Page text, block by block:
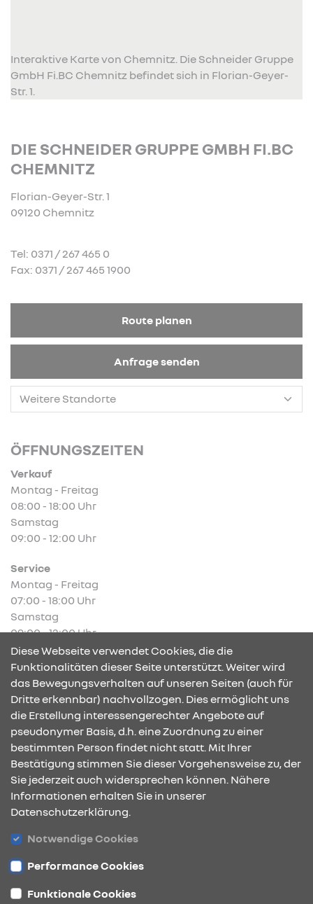
Interaktive Karte von Chemnitz. Die Schneider Gruppe
GmbH Fi.BC Chemnitz befindet sich in Florian-Geyer-
Str. 1.
DIE SCHNEIDER GRUPPE GMBH FI.BC
CHEMNITZ
Florian-Geyer-Str. 1
09120 Chemnitz
Tel: 0371 / 267 465 0
Fax: 0371 / 267 465 1900
Route planen
Anfrage senden
ÖFFNUNGSZEITEN
Verkauf
Montag - Freitag
08:00 - 18:00 Uhr
Samstag
09:00 - 12:00 Uhr
Service
Montag - Freitag
07:00 - 18:00 Uhr
Samstag
09:00 - 12:00 Uhr
KONTAKT & ANFAHRT
ÖFFNUNGSZEITEN
Diese Webseite verwendet Cookies, die die
Funktionalitäten dieser Seite unterstützt. Weiter wird
das Bewegungsverhalten auf unseren Seiten (auch für
Dritte erkennbar) nachvollzogen. Dies ermöglicht uns
die Erstellung interessengerechter Angebote auf
pseudonymer Basis, d.h. eine Zuordnung zu einer
bestimmten Person findet nicht statt. Mit Ihrer
Bestätigung stimmen Sie dieser Vorgehensweise zu, der
Sie jederzeit auch widersprechen können. Nähere
Informationen erhalten Sie in unserer
Datenschutzerklärung.
Notwendige Cookies
Performance Cookies
Funktionale Cookies